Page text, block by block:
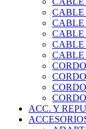
CABLE
CABLE
CABLE
ACC. Y